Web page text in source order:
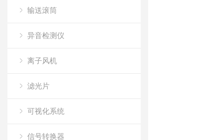
输送滚筒
异音检测仪
离子风机
滤光片
可视化系统
信号转换器